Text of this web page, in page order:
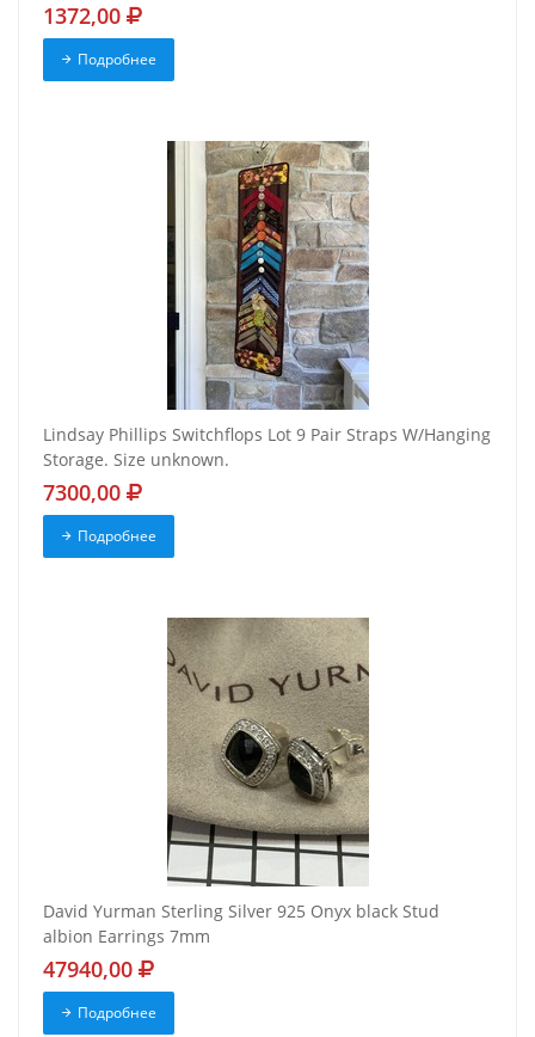
1372,00
Подробнее
Lindsay Phillips Switchflops Lot 9 Pair Straps W/Hanging
Storage. Size unknown.
7300,00
Подробнее
David Yurman Sterling Silver 925 Onyx black Stud
albion Earrings 7mm
47940,00
Подробнее